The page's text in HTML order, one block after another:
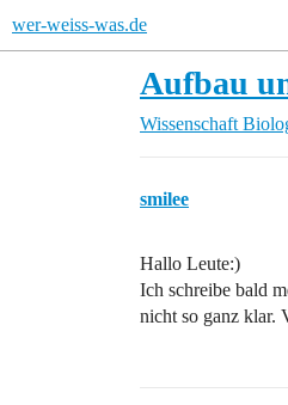
wer-weiss-was.de
Aufbau
Wissenschaft
smilee
Hallo Leute:)
Ich schreibe bald
nicht so ganz klar.